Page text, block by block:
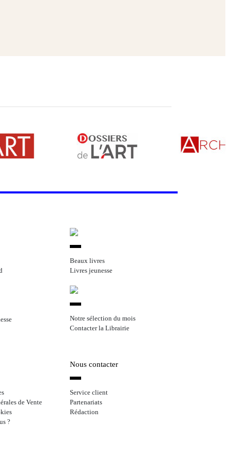
Beaux livres
Livres jeunesse
Notre sélection du mois
Contacter la Librairie
de Vente
?
Nous contacter
Service client
Partenariats
Rédaction